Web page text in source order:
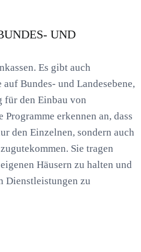
UND
Es gibt auch
Bundes- und Landesebene,
den Einbau von
erkennen an, dass
den Einzelnen, sondern auch
Sie tragen
Häusern zu halten und
Dienstleistungen zu